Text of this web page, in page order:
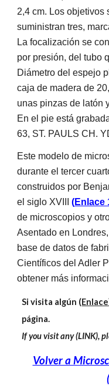
2,4 cm. Los objetivos
suministran tres,
La focalización se
por presión, del tubo
Diámetro del espejo
caja de madera de
unas pinzas de latón
En el pie está
63, ST. PAULS CH.
Este modelo de
durante el tercer
construidos por
el siglo XVIII(Enlace
de microscopios y
Asentado en
base de datos de
Científicos del Adler
obtener más
Si visita algún (Enlace
página.
If you visit any (LINK),
Volver a